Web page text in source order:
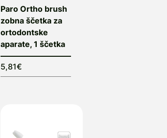
Paro Ortho brush
zobna ščetka za
ortodontske
aparate, 1 ščetka
5,81€